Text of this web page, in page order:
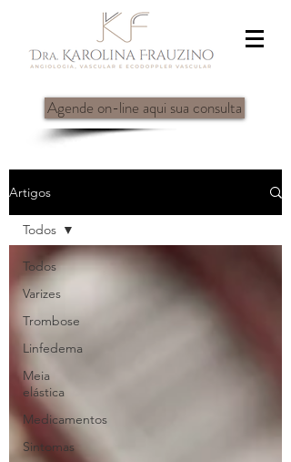
Agende on-line aqui sua consulta
Artigos
Todos
Varizes
Trombose
Linfedema
Meia
elástica
Medicamentos
Sintomas
Todos